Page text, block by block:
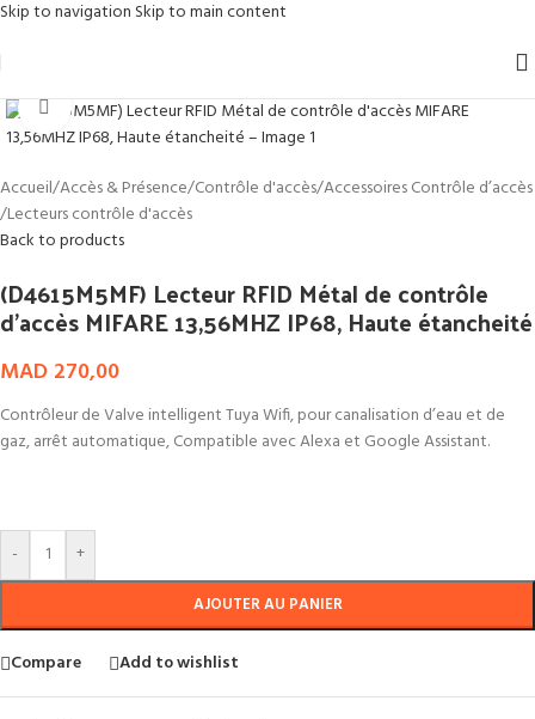
Skip to navigation Skip to main content
Click to enlarge
Accueil/Accès & Présence/Contrôle d'accès/Accessoires Contrôle d’accès
/Lecteurs contrôle d'accès
Back to products
(D4615M5MF) Lecteur RFID Métal de contrôle
d’accès MIFARE 13,56MHZ IP68, Haute étancheité
MAD 270,00
Contrôleur de Valve intelligent Tuya Wifi, pour canalisation d’eau et de
gaz, arrêt automatique, Compatible avec Alexa et Google Assistant.
- +
AJOUTER AU PANIER
Compare Add to wishlist